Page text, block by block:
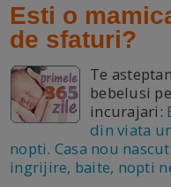
Esti o
de sfaturi?
Te
bebelusi
incurajari:
din viata
nopti. Casa nou
ingrijire, baite, nopti